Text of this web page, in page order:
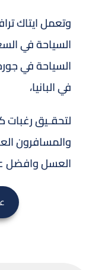
وتعمل ايتاك
السياحة في
السياحة في
في البانيا،
لتحقـيق رغبات
والمسافرون
العسل وافضل